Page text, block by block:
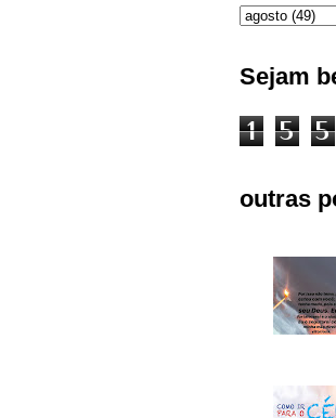
Sejam
1 5 5
outras